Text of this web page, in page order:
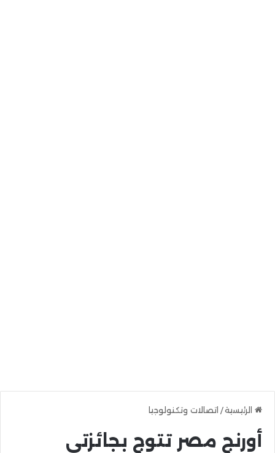
الرئيسية/ اتصالات وتكنولوجيا
أورنج مصر تتوج بجائزتي